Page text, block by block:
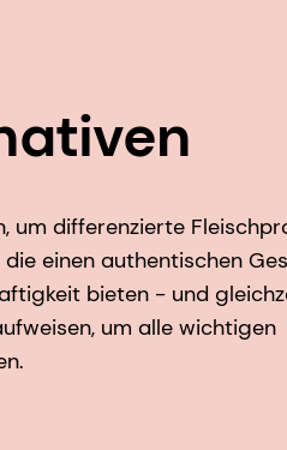
um differenzierte
einen authentischen
bieten - und
um alle wichtigen